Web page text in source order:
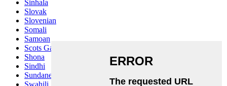
Sinhala
Slovak
Slovenian
Somali
Samoan
Scots Gaelic
Shona
Sindhi
Sundanese